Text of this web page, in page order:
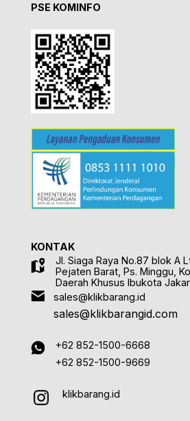
PSE KOMINFO
KONTAK
Jl. Siaga Raya No.87 blok A
Pejaten Barat, Ps. Minggu,
Daerah Khusus Ibukota
sales@klikbarang.id
sales@klikbarangid.com
+62 852-1500-6668
+62 852-1500-9669
klikbarang.id